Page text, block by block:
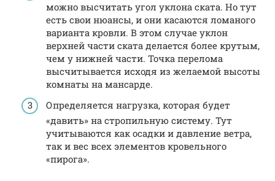
можно высчитать угол уклона ската. Но тут
есть свои нюансы, и они касаются ломаного
варианта кровли. В этом случае уклон
верхней части ската делается более крутым,
чем у нижней части. Точка перелома
высчитывается исходя из желаемой высоты
комнаты на мансарде.
Определяется нагрузка, которая будет
«давить» на стропильную систему. Тут
учитываются как осадки и давление ветра,
так и вес всех элементов кровельного
«пирога».